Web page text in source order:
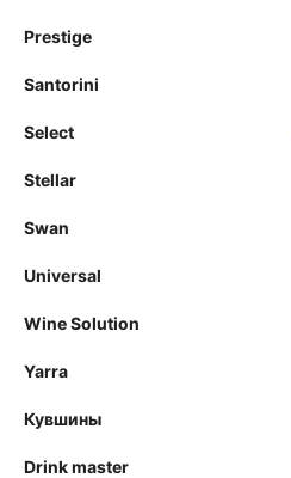
Prestige
Santorini
Select
Stellar
Swan
Universal
Wine Solution
Yarra
Кувшины
Drink master